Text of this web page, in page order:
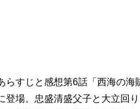
らすじと感想第6話「西海の海
登場。忠盛清盛父子と大立回